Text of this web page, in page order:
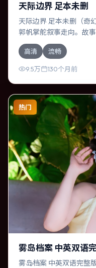
天际边界 足本未删
天际边界 足本未删（奇
郭帆掌舵叙事走向。故
选择展开连锁反应；配
耐人寻味。
高清 流畅
9.5万 130个月前
热门
雾岛档案 中英双语
雾岛档案 中英双语完整